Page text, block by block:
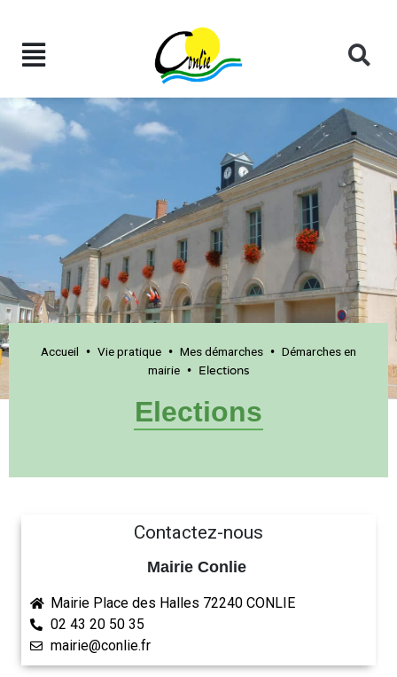
Accueil • Vie pratique • Mes démarches • Démarches en
mairie• Elections
Elections
Contactez-nous
Mairie Conlie
Mairie Place des Halles 72240 CONLIE
02 43 20 50 35
mairie@conlie.fr